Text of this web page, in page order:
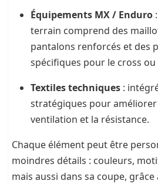
Équipements MX / Enduro
terrain comprend des
pantalons renforcés et des
spécifiques pour le cross ou
Textiles techniques :
stratégiques pour améliorer
ventilation et la résistance.
Chaque élément peut être
moindres détails : couleurs,
mais aussi dans sa coupe, grâce